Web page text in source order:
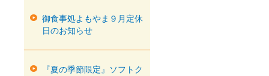
御食事処よもやま９月定休
日のお知らせ
『夏の季節限定』ソフトク